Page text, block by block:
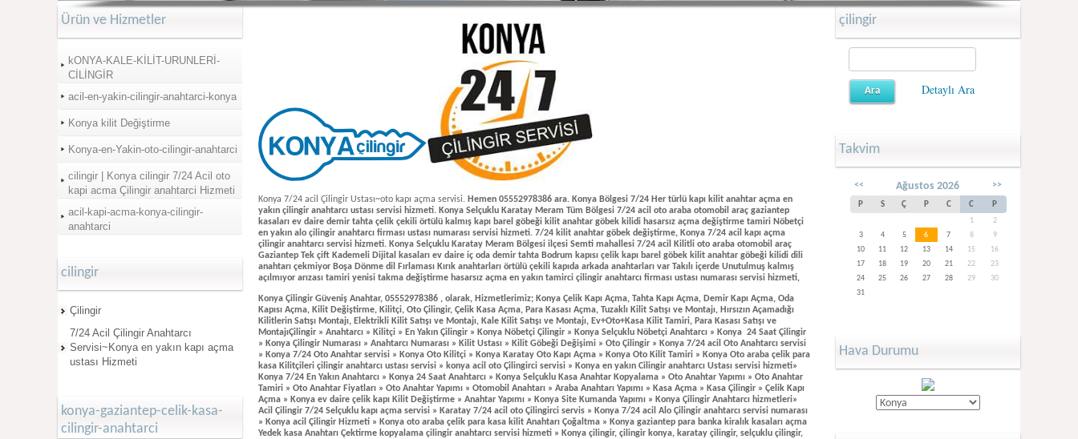
Ürün ve Hizmetler
kONYA-KALE-KİLİT-URUNLERİ-
CİLİNGİR
acil-en-yakin-cilingir-anahtarci-konya
Konya kilit Değiştirme
Konya-en-Yakin-oto-cilingir-anahtarci
cilingir | Konya cilingir 7/24 Acil oto
kapi acma Çilingir anahtarci Hizmeti
acil-kapi-acma-konya-cilingir-
anahtarci
cilingir
Çilingir
7/24 Acil Çilingir Anahtarcı
Servisi~Konya en yakın kapı açma
ustası Hizmeti
konya-gaziantep-celik-kasa-
cilingir-anahtarci
Konya 7/24 acil Çilingir Ustası~oto kapı açma servisi. Hemen 05552978386 ara. Konya Bölgesi 7/24 Her türlü kapı kilit anahtar açma en
yakın çilingir anahtarcı ustası servisi hizmeti. Konya Selçuklu Karatay Meram Tüm Bölgesi 7/24 acil oto araba otomobil araç gaziantep
kasaları ev daire demir tahta çelik çekili örtülü kalmış kapı barel göbeği kilit anahtar göbek kilidi hasarsız açma değiştirme tamiri Nöbetçi
en yakın alo çilingir anahtarcı firması ustası numarası servisi hizmeti. 7/24 kilit anahtar göbek değiştirme, Konya 7/24 acil kapı açma
çilingir anahtarcı servisi hizmeti. Konya Selçuklu Karatay Meram Bölgesi ilçesi Semti mahallesi 7/24 acil Kilitli oto araba otomobil araç
Gaziantep Tek çift Kademeli Dijital kasaları ev daire iç oda demir tahta Bodrum kapısı çelik kapı barel göbek kilit anahtar göbeği kilidi dili
anahtarı çekmiyor Boşa Dönme dil Fırlaması Kırık anahtarları örtülü çekili kapıda arkada anahtarları var Takılı içerde Unutulmuş kalmış
açılmıyor arızası tamiri yenisi takma değiştirme hasarsız açma en yakın tamirci çilingir anahtarcı firması ustası numarası servisi hizmeti,
Konya Çilingir Güveniş Anahtar, 05552978386 , olarak, Hizmetlerimiz; Konya Çelik Kapı Açma, Tahta Kapı Açma, Demir Kapı Açma, Oda
Kapısı Açma, Kilit Değiştirme, Kilitçi, Oto Çilingir, Çelik Kasa Açma, Para Kasası Açma, Tuzaklı Kilit Satışı ve Montajı, Hırsızın Açamadığı
Kilitlerin Satışı Montajı, Elektrikli Kilit Satışı ve Montajı, Kale Kilit Satışı ve Montajı, Ev+Oto+Kasa Kilit Tamiri, Para Kasası Satışı ve
MontajıÇilingir » Anahtarcı » Kilitçi » En Yakın Çilingir » Konya Nöbetçi Çilingir » Konya Selçuklu Nöbetçi Anahtarcı » Konya 24 Saat Çilingir
» Konya Çilingir Numarası » Anahtarcı Numarası » Kilit Ustası » Kilit Göbeği Değişimi » Oto Çilingir » Konya 7/24 acil Oto Anahtarcı servisi
» Konya 7/24 Oto Anahtar servisi » Konya Oto Kilitçi » Konya Karatay Oto Kapı Açma » Konya Oto Kilit Tamiri » Konya Oto araba çelik para
kasa Kilitçileri çilingir anahtarcı ustası servisi » konya acil oto Çilingirci servisi » Konya en yakın Cilingir anahtarcı Ustası servisi hizmeti»
Konya 7/24 En Yakın Anahtarcı » Konya 24 Saat Anahtarcı » Konya Selçuklu Kasa Anahtar Kopyalama » Oto Anahtar Yapımı » Oto Anahtar
Tamiri » Oto Anahtar Fiyatları » Oto Anahtar Yapımı » Otomobil Anahtarı » Araba Anahtarı Yapımı » Kasa Açma » Kasa Çilingir » Çelik Kapı
Açma » Konya ev daire çelik kapı Kilit Değiştirme » Anahtar Yapımı » Konya Site Kumanda Yapımı » Konya Çilingir Anahtarcı hizmetleri»
Acil Çilingir 7/24 Selçuklu kapı açma servisi » Karatay 7/24 acil oto Çilingirci servis » Konya 7/24 acil Alo Çilingir anahtarcı servisi numarası
» Konya acil Çilingir Hizmeti » Konya oto araba çelik para kasa kilit Anahtarı Çoğaltma » Konya gaziantep para banka kiralık kasaları açma
Yedek kasa Anahtarı Çektirme kopyalama çilingir anahtarcı servisi hizmeti » Konya çilingir, çilingir konya, karatay çilingir, selçuklu çilingir,
çilingir
Detaylı Ara
Takvim
<< Ağustos 2026 >>
P S Ç P C C
P
1
2
3
4 5 6 7 8
9
10
11 12 13 14 15
16
17
18 19 20 21 22
23
24
25 26 27 28 29
30
31
Hava Durumu